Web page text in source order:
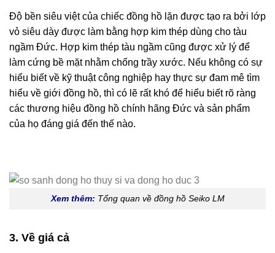
Độ bền siêu việt của chiếc đồng hồ lặn được tạo ra bởi lớp
vỏ siêu dày được làm bằng hợp kim thép dùng cho tàu
ngầm Đức. Hợp kim thép tàu ngầm cũng được xử lý để
làm cứng bề mặt nhằm chống trầy xước. Nếu không có sự
hiểu biết về kỹ thuật công nghiệp hay thực sự đam mê tìm
hiểu về giới đồng hồ, thì có lẽ rất khó để hiểu biết rõ ràng
các thương hiệu đồng hồ chính hãng Đức và sản phẩm
của họ đáng giá đến thế nào.
Xem thêm: Tổng quan về đồng hồ Seiko LM
3. Về giá cả